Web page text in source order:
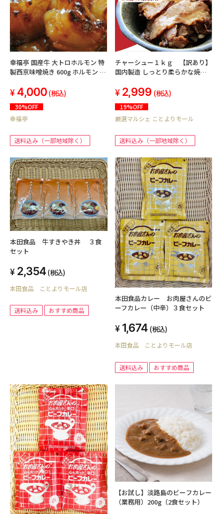
幸福亭 国産牛 大トロホルモン 特
製西京味噌焼き 600g ホルモン 肉
BBQ4,000 (税込)
30%OFF
幸福亭
送料込み（一部地域除く）
チャーシュー１ｋｇ 【訳あり】
国内製造 しっとり柔らかな焼豚
2,999 (税込)
19%OFF
厳選マルシェ ことよりモール
送料込み（一部地域除く）
本田食品 牛すきやき丼 ３食
セット
2,354 (税込)
本田食品 ことよりモール店
送料込み おすすめ商品
本田食品カレー お肉屋さんのビ
ーフカレー（中辛）３食セット
1,674 (税込)
本田食品 ことよりモール店
送料込み おすすめ商品
【お試し】淡路島のビーフカレー
（業務用）200g（2食セット）